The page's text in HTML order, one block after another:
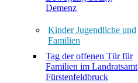
Demenz
Kinder Jugendliche und
Familien
Tag der offenen Tür für
Familien im Landratsamt
Fürstenfeldbruck